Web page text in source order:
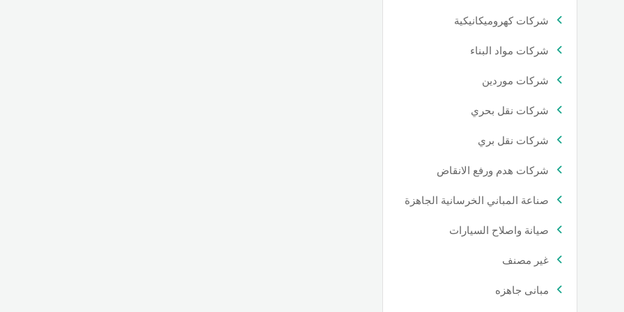
شركات كهروميكانيكية
شركات مواد البناء
شركات موردين
شركات نقل بحري
شركات نقل بري
شركات هدم ورفع الانقاض
صناعة المباني الخرسانية الجاهزة
صيانة واصلاح السيارات
غير مصنف
مبانى جاهزه